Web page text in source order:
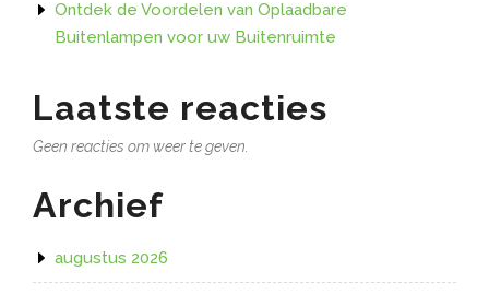
Ontdek de Voordelen van Oplaadbare
Buitenlampen voor uw Buitenruimte
Laatste reacties
Geen reacties om weer te geven.
Archief
augustus 2026